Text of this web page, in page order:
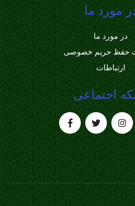
مورد ما
در مورد ما
حفظ حریم خصوصی
ارتباطات
اجتماعی